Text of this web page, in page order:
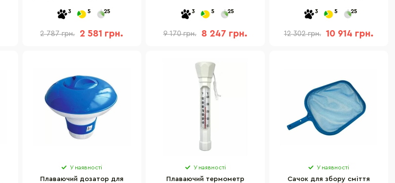
3 5 25
2 787 грн. 2 581 грн.
3 5 25
9 170 грн. 8 247 грн.
3 5 25
12 302 грн. 10 914 грн.
У наявності
Плаваючий дозатор для
У наявності
Плаваючий термометр
У наявності
Сачок для збору сміття